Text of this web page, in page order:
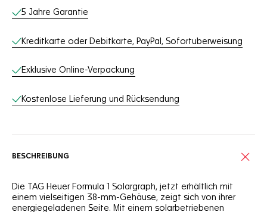
Online-Services
5 Jahre Garantie
Kreditkarte oder Debitkarte, PayPal, Sofortuberweisung
Exklusive Online-Verpackung
Kostenlose Lieferung und Rücksendung
BESCHREIBUNG
Die TAG Heuer Formula 1 Solargraph, jetzt erhältlich mit
einem vielseitigen 38-mm-Gehäuse, zeigt sich von ihrer
energiegeladenen Seite. Mit einem solarbetriebenen